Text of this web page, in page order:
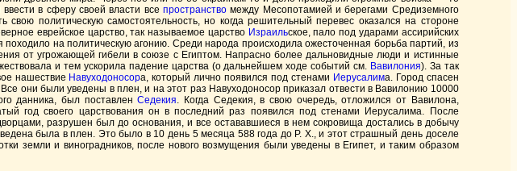
в сферу своей власти все пространство между Месопотамией и берегами Средиземного
политическую самостоятельность, но когда решительный перевес оказался на стороне
еврейское царство, так называемое царство Израильское, пало под ударами ассирийских
на политическую агонию. Среди народа происходила ожесточенная борьба партий, из
от угрожающей гибели в союзе с Египтом. Напрасно более дальновидные люди и истинные
и тем ускорила падение царства (о дальнейшем ходе событий см. Вавилония). За так
нашествие Навуходоносора, который лично появился под стенами Иерусалима. Город спасен
они были уведены в плен, и на этот раз Навуходоносор приказал отвести в Вавилонию 10000
данника, был поставленСедекия. Когда Седекия, в свою очередь, отложился от Вавилона,
год своего царствования он в последний раз появился под стенами Иерусалима. После
разрушен был до основания, и все остававшиеся в нем сокровища достались в добычу
была в плен. Это было в 10 день 5 месяца 588 года до Р. X., и этот страшный день доселе
земли и виноградников, после нового возмущения были уведены в Египет, и таким образом